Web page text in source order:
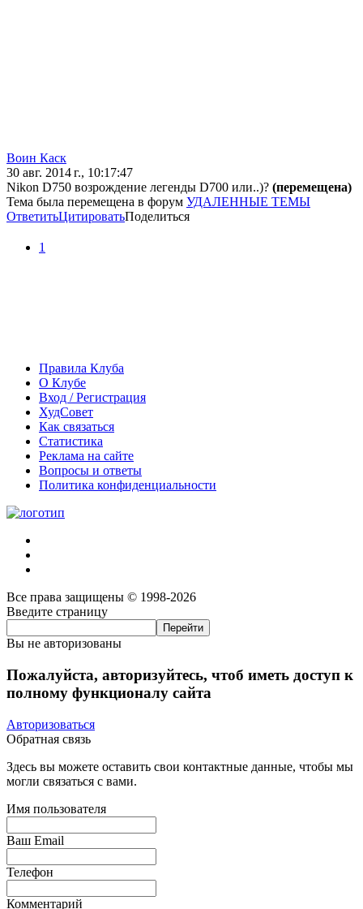
Воин Каск
30 авг. 2014 г., 10:17:47
Nikon D750 возрождение легенды D700 или..)? (перемещена)
Тема была перемещена в форум УДАЛЕННЫЕ ТЕМЫ
ОтветитьЦитироватьПоделиться
1
Правила Клуба
О Клубе
Вход / Регистрация
ХудСовет
Как связаться
Статистика
Реклама на сайте
Вопросы и ответы
Политика конфиденциальности
Все права защищены © 1998-2026
Введите страницу
Вы не авторизованы
Пожалуйста, авторизуйтесь, чтоб иметь доступ к
полному функционалу сайта
Авторизоваться
Обратная связь
Здесь вы можете оставить свои контактные данные, чтобы мы
могли связаться с вами.
Имя пользователя
Ваш Email
Телефон
Комментарий